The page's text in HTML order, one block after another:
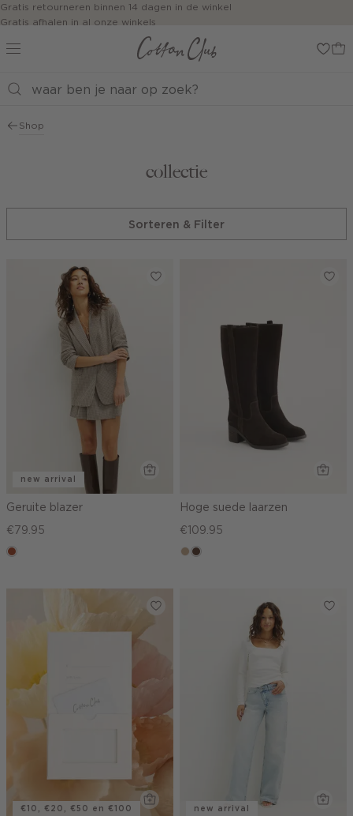
Navigeer
direct naar
hoofdinhoud
zoekbalk
direct
Gratis retourneren binnen 14 dagen in de winkel
Gratis afhalen in al onze winkels
Jouw bestelling wordt binnen 1 tot 5 dagen bezorgd
Betaal zoals jij wilt: o.a. iDEAL | Wero, Riverty, Apple pay & creditcard
Shop
collectie
Sorteren & Filter
new arrival
Geruite blazer
€79.95
bruin
Hoge suede laarzen
€109.95
zanddonkerbruin
€10, €20, €50 en €100 new arrival